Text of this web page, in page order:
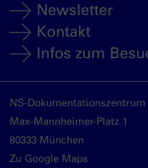
Newsletter
Kontakt
Infos zum
NS-
Max-Mannheimer-Platz 1
80333 München
Zu Google Maps